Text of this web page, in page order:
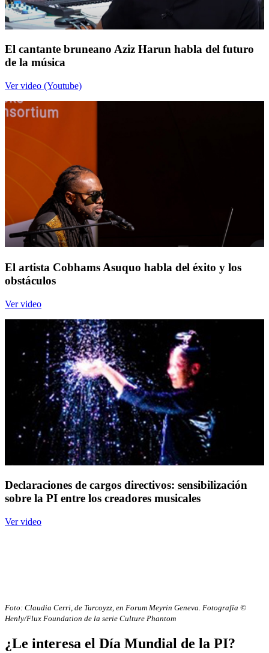
El cantante bruneano Aziz Harun habla del futuro
de la música
Ver video (Youtube)
El artista Cobhams Asuquo habla del éxito y los
obstáculos
Ver video
Declaraciones de cargos directivos: sensibilización
sobre la PI entre los creadores musicales
Ver video
Foto: Claudia Cerri, de Turcoyzz, en Forum Meyrin Geneva. Fotografía ©
Henly/Flux Foundation de la serie Culture Phantom
¿Le interesa el Día Mundial de la PI?